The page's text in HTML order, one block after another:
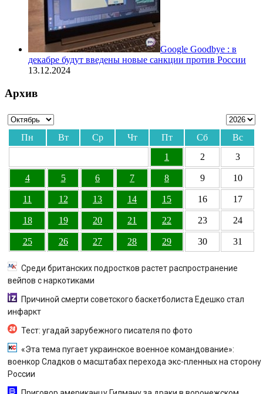
Google Goodbye : в
декабре будут введены новые санкции против России
13.12.2024
Архив
Пн Вт Ср Чт Пт Сб
Вс
1
2 3
4 5 6 7 8 9 10
11 12 13 14 15 16 17
18 19 20 21 22 23 24
25 26 27 28 29 30 31
Среди британских подростков растет распространение
вейпов с наркотиками
Причиной смерти советского баскетболиста Едешко стал
инфаркт
Тест: угадай зарубежного писателя по фото
«Эта тема пугает украинское военное командование»:
военкор Сладков о масштабах перехода экс-пленных на сторону
России